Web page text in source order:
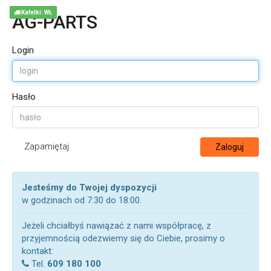
AG-PARTS
Login
Hasło
Zapamiętaj Zaloguj
Jesteśmy do Twojej dyspozycji
w godzinach od 7:30 do 18:00.
Jeżeli chciałbyś nawiązać z nami współpracę, z
przyjemnością odezwiemy się do Ciebie, prosimy o
kontakt:
Tel. 609 180 100
Kafelki: WŁ